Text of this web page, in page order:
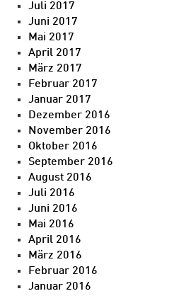
Juli 2017
Juni 2017
Mai 2017
April 2017
März 2017
Februar 2017
Januar 2017
Dezember 2016
November 2016
Oktober 2016
September 2016
August 2016
Juli 2016
Juni 2016
Mai 2016
April 2016
März 2016
Februar 2016
Januar 2016